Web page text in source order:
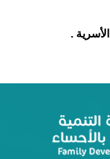
.